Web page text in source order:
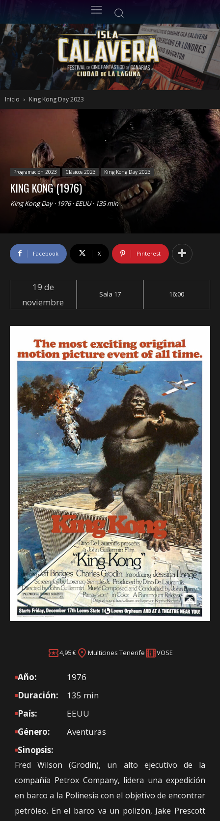
Inicio King Kong Day 2023
Programación 2023 Clásicos 2023 King Kong Day 2023
KING KONG (1976)
King Kong Day · 1976 · EEUU · 135 min
Facebook X Pinterest
19 de
noviembre
Sala 17 16:00
4,95 € Multicines Tenerife VOSE
Año:
1976
Duración:
135 min
País:
EEUU
Género:
Aventuras
Sinopsis:
Fred Wilson (Grodin), un alto ejecutivo de la
compañía Petrox Company, lidera una expedición
en barco a la Polinesia con el objetivo de encontrar
petróleo. En el barco va un polizón, Jake Prescott